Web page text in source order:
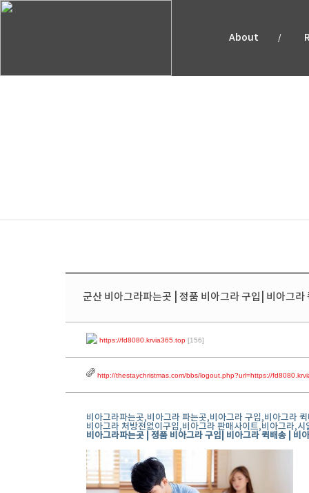
About /
군산 비아그라파는곳 | 정품 비아그라 구입| 비아그
https://fd8080.krvia365.top [156]
http://thestaychristmas.com/bbs/logout.php?url=https://
비아그라파는곳,비아그라 파는곳,비아그라 구입,비아그라
비아그라 처방전없이구입,비아그라 판매사이트,비아그라,
비아그라파는곳 | 정품 비아그라 구입| 비아그라 퀵배송 | 비